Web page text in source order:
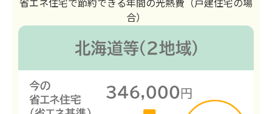
省エネ住宅で節約できる年間の光熱費（戸建住宅の場
合）